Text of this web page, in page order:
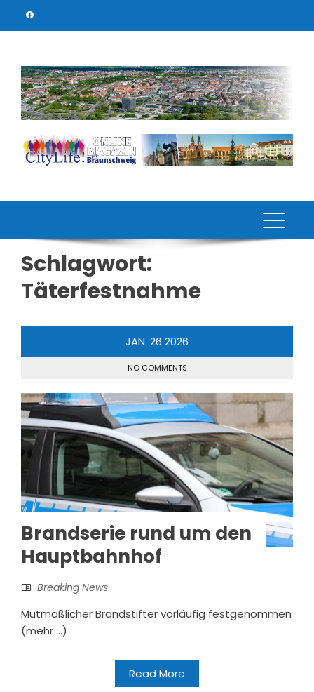
Schlagwort:
Täterfestnahme
JAN. 26 2026
NO COMMENTS
Brandserie rund um den
Hauptbahnhof
Breaking News
Mutmaßlicher Brandstifter vorläufig festgenommen
(mehr …)
Read More